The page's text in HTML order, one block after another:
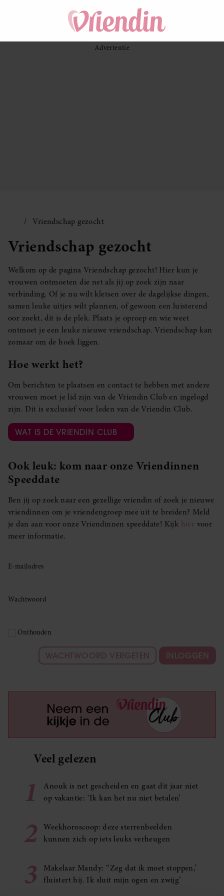
Vriendschap gezocht
Vriendschap gezocht
Welkom op de pagina Vriendschap gezocht! Hier kun je
vrouwen ontmoeten die net als jij op zoek zijn naar
verbinding. Of je nu wilt kletsen over de dagelijkse dingen,
samen leuke uitjes wilt plannen, of gewoon een luisterend
oor zoekt, dit is de plek. Plaats je oproep en wie weet
ontmoet je een leuke nieuwe vriendschap. Vriendschap kan
zomaar om de hoek liggen.
Hoe werkt het?
Om berichten te plaatsen en contact te hebben met andere
vrouwen moet je lid zijn van de Vriendin Club en ingelogd
zijn. Dit is exclusief voor leden van de Vriendin Club.
WAT IS DE VRIENDIN CLUB
Ook leuk: kom naar onze Vriendinnen
Speeddate
Ben jij op zoek naar een gezellige vriendin of zoek je nieuwe
vriendinnen om je vriendengroep mee uit te breiden? Meld
je dan aan voor onze Vriendinnen speeddate! Kijk hier voor
meer informatie.
E-mailadres
Wachtwoord
Onthouden
WACHTWOORD VERGETEN INLOGGEN
Veel gelezen
1
Anouk is net gescheiden en gaat dit jaar niet
op vakantie: ‘Ik kan het nu niet betalen’
2
Weekhoroscoop: deze sterrenbeelden
kunnen zich op iets leuks verheugen
3
Makelaar Mandy: ‘‘Zeg dat ik moet stoppen,’
fluistert hij. Ik sluit mijn ogen en zwijg’